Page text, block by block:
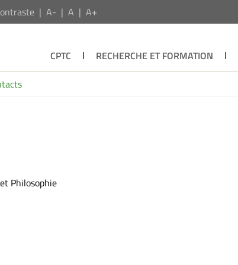
A- A A+
CPTC RECHERCHE ET FORMATION
Philosophie